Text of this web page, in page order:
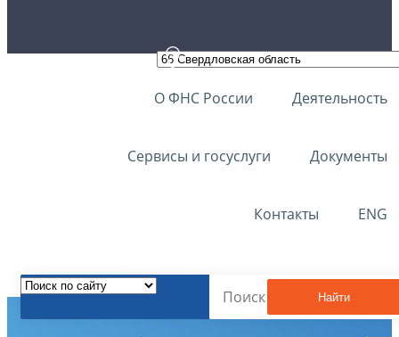
О ФНС России Деятельность
Сервисы и госуслуги Документы
Контакты ENG
Найти